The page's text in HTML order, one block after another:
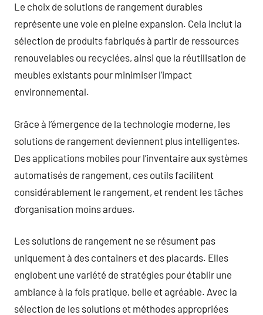
Le choix de solutions de rangement durables
représente une voie en pleine expansion. Cela inclut la
sélection de produits fabriqués à partir de ressources
renouvelables ou recyclées, ainsi que la réutilisation de
meubles existants pour minimiser l’impact
environnemental.
Grâce à l’émergence de la technologie moderne, les
solutions de rangement deviennent plus intelligentes.
Des applications mobiles pour l’inventaire aux systèmes
automatisés de rangement, ces outils facilitent
considérablement le rangement, et rendent les tâches
d’organisation moins ardues.
Les solutions de rangement ne se résument pas
uniquement à des containers et des placards. Elles
englobent une variété de stratégies pour établir une
ambiance à la fois pratique, belle et agréable. Avec la
sélection de les solutions et méthodes appropriées